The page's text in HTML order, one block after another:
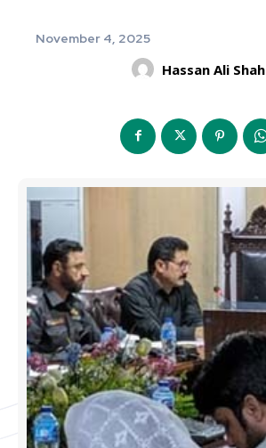
November 4, 2025
Hassan Ali Shah